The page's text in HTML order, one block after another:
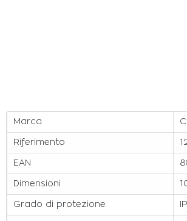
Marca
Riferimento
EAN
Dimensioni
Grado di protezione